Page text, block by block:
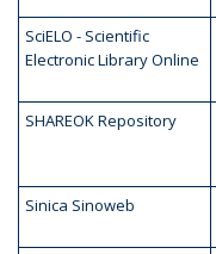
SciELO - Scientific
Electronic Library Online
SHAREOK Repository
Sinica Sinoweb